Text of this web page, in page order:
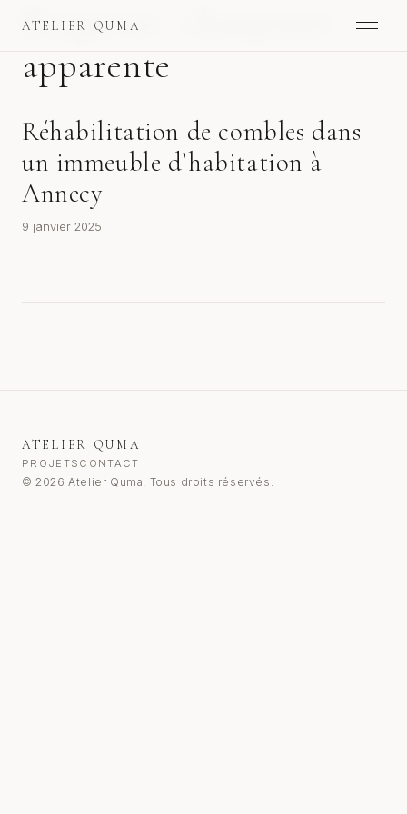
ATELIER QUMA
Étiquette :
apparente
Réhabilitation de combles dans
un immeuble d’habitation à
Annecy
9 janvier 2025
ATELIER QUMA
PROJETS CONTACT
© 2026 Atelier Quma. Tous droits réservés.